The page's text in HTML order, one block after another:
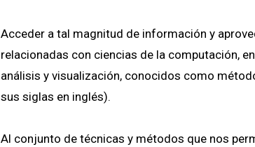
Acceder a tal magnitud de información y
relacionadas con ciencias de la computación,
análisis y visualización, conocidos como
sus siglas en inglés).
Al conjunto de técnicas y métodos que nos